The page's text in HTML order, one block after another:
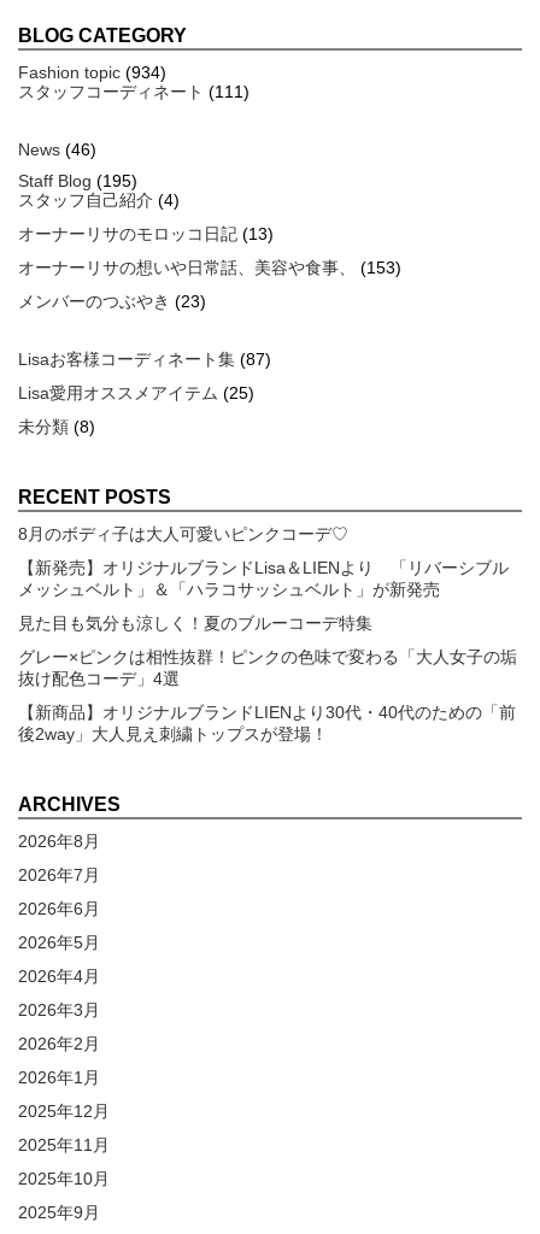
BLOG CATEGORY
Fashion topic (934)
スタッフコーディネート (111)
News (46)
Staff Blog (195)
スタッフ自己紹介 (4)
オーナーリサのモロッコ日記 (13)
オーナーリサの想いや日常話、美容や食事、
(153)
メンバーのつぶやき (23)
Lisaお客様コーディネート集 (87)
Lisa愛用オススメアイテム (25)
未分類 (8)
RECENT POSTS
8月のボディ子は大人可愛いピンクコーデ♡
【新発売】オリジナルブランドLisa＆LIENより 「リバーシブル
メッシュベルト」＆「ハラコサッシュベルト」が新発売
見た目も気分も涼しく！夏のブルーコーデ特集
グレー×ピンクは相性抜群！ピンクの色味で変わる「大人女子の垢
抜け配色コーデ」4選
【新商品】オリジナルブランドLIENより30代・40代のための「前
後2way」大人見え刺繍トップスが登場！
ARCHIVES
2026年8月
2026年7月
2026年6月
2026年5月
2026年4月
2026年3月
2026年2月
2026年1月
2025年12月
2025年11月
2025年10月
2025年9月